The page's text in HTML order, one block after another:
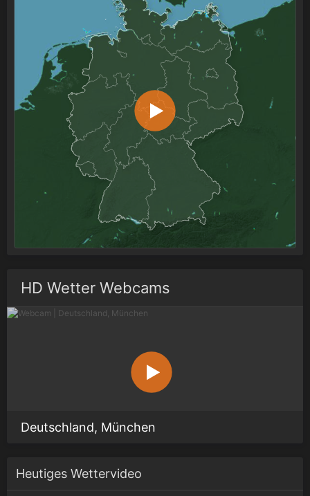
HD Wetter Webcams
Deutschland, München
Heutiges Wettervideo